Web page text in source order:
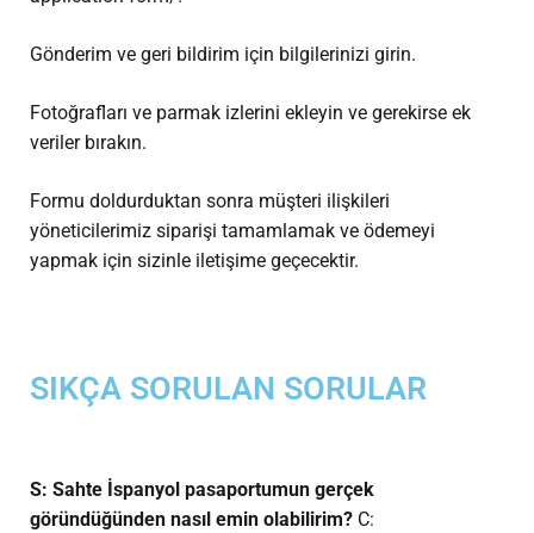
Gönderim ve geri bildirim için bilgilerinizi girin.
Fotoğrafları ve parmak izlerini ekleyin ve gerekirse ek
veriler bırakın.
Formu doldurduktan sonra müşteri ilişkileri
yöneticilerimiz siparişi tamamlamak ve ödemeyi
yapmak için sizinle iletişime geçecektir.
SIKÇA SORULAN SORULAR
S: Sahte İspanyol pasaportumun gerçek
göründüğünden nasıl emin olabilirim? C: